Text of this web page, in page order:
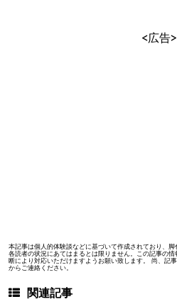
<広告>
本記事は個人的体験談などに基づいて作成されており、
各読者の状況にあてはまるとは限りません。この記事の
断により対応いただけますようお願い致します。 尚、記
からご連絡ください。
関連記事